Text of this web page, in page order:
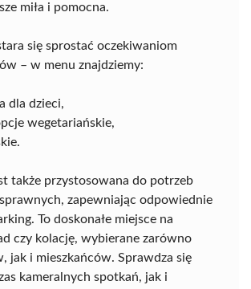
miła i pomocna.
się sprostać oczekiwaniom
– w menu znajdziemy:
dla dzieci,
wegetariańskie,
także przystosowana do potrzeb
zapewniając odpowiednie
To doskonałe miejsce na
czy kolację, wybierane zarówno
jak i mieszkańców. Sprawdza się
kameralnych spotkań, jak i